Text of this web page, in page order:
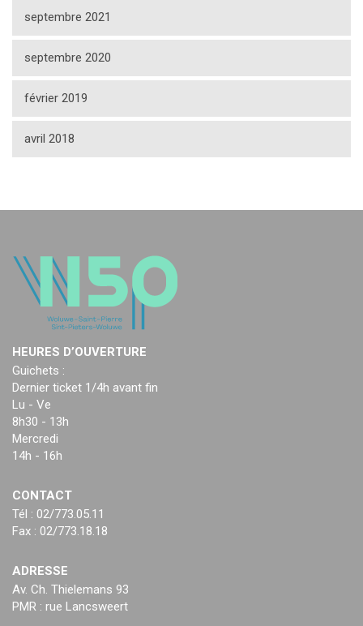
septembre 2021
septembre 2020
février 2019
avril 2018
HEURES D’OUVERTURE
Guichets :
Dernier ticket 1/4h avant fin
Lu - Ve
8h30 - 13h
Mercredi
14h - 16h
CONTACT
Tél : 02/773.05.11
Fax : 02/773.18.18
ADRESSE
Av. Ch. Thielemans 93
PMR : rue Lancsweert